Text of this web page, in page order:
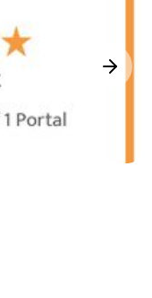
next